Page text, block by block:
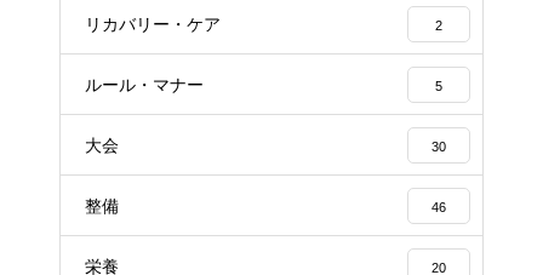
リカバリー・ケア 2
ルール・マナー 5
大会 30
整備 46
栄養 20